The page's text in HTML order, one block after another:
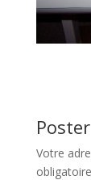
Votre